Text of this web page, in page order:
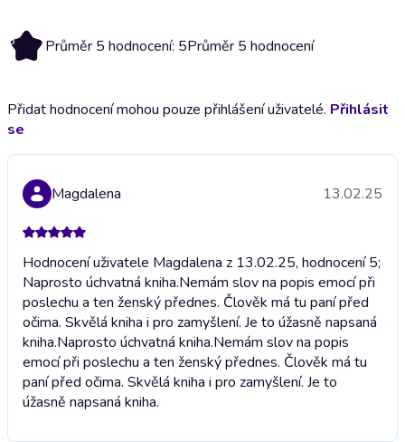
5 Průměr 5 hodnocení: 5Průměr 5 hodnocení
Přidat hodnocení mohou pouze přihlášení uživatelé. Přihlásit
se
Magdalena 13.02.25
Hodnocení uživatele Magdalena z 13.02.25, hodnocení 5;
Naprosto úchvatná kniha.Nemám slov na popis emocí při
poslechu a ten ženský přednes. Člověk má tu paní před
očima. Skvělá kniha i pro zamyšlení. Je to úžasně napsaná
kniha.Naprosto úchvatná kniha.Nemám slov na popis
emocí při poslechu a ten ženský přednes. Člověk má tu
paní před očima. Skvělá kniha i pro zamyšlení. Je to
úžasně napsaná kniha.